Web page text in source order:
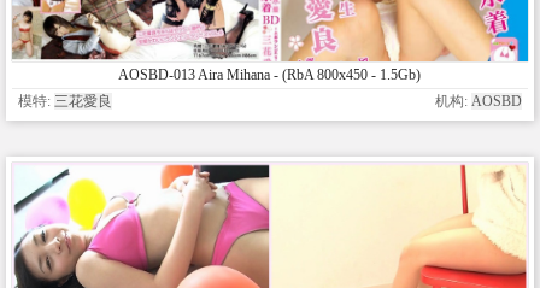
AOSBD-013 Aira Mihana - (RbA 800x450 - 1.5Gb)
模特: 三花愛良 机构: AOSBD